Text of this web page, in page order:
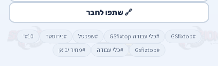
🔗 שתפו לחבר
#GSfixtop #כלי עבודה GSfixtop #שפכטל #נירוסטה
#10"
#Gsfiztop
#כלי עבודה #מחיר יבואן